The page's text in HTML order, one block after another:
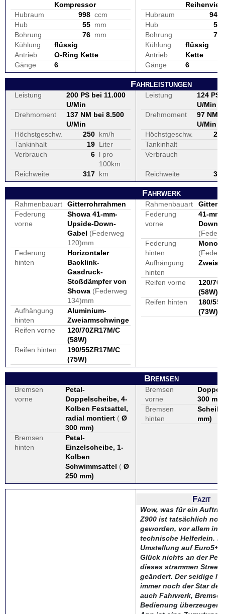
Kompressor
Hubraum
998 ccm
Hub
55 mm
Bohrung
76 mm
Kühlung
flüssig
Antrieb
O-Ring Kette
Gänge
6
Hubraum
948
Hub
56
Bohrung
73
Kühlung
flüssig
Antrieb
Kette
Gänge
6
Fahrleistungen
Leistung
200 PS bei 11.000
U/Min
Drehmoment
137 NM bei 8.500
U/Min
Höchstgeschw.
250 km/h
Tankinhalt
19 Liter
Verbrauch
6 l pro
100km
Reichweite
317 km
Leistung
124 PS
U/Min
Drehmoment
97 NM
U/Min
Höchstgeschw.
240
Tankinhalt
Verbrauch
Reichweite 354
Fahrwerk
Rahmenbauart
Gitterrohrrahmen
Federung
vorne
Showa 41-mm-
Upside-Down-
Gabel (Federweg
120)mm
Federung
hinten
Horizontaler
Backlink-
Gasdruck-
Stoßdämpfer von
Showa (Federweg
134)mm
Aufhängung
hinten
Aluminium-
Zweiarmschwinge
Reifen vorne
120/70ZR17M/C
(58W)
Reifen hinten
190/55ZR17M/C
(75W)
Rahmenbauart
Federung
vorne
41-
Down-
Federung
hinten
Aufhängung
hinten
Reifen vorne
120/
(58W)
Reifen hinten
180/
(73W)
Bremsen
Bremsen
vorne
Petal-
Doppelscheibe, 4-
Kolben Festsattel,
radial montiert ( Ø
300 mm)
Bremsen
hinten
Petal-
Einzelscheibe, 1-
Kolben
Schwimmsattel ( Ø
250 mm)
Bremsen
vorne
300 mm
Bremsen
hinten
Scheibe
mm)
Fazit
Wow, was für ein
Z900 ist tatsächlich
geworden, vor allem in
technische Helferlein.
Umstellung auf Euro5+
Glück nichts an der
dieses strammen
geändert. Der seidige
immer noch der Star der
auch Fahrwerk,
Bedienung überzeugen.